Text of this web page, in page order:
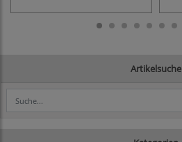
Artikelsuche